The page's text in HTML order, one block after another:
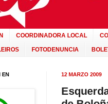
COORDINADORA LOCAL
FOTODENUNCIA
12 MARZO 2009
EN